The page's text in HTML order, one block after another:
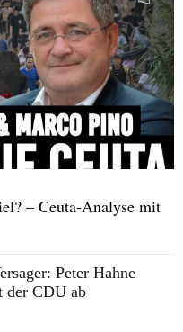
– Ceuta-Analyse mit
Peter Hahne
der CDU ab